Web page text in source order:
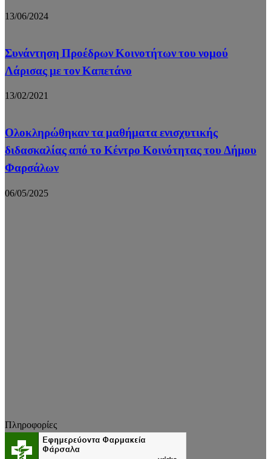
13/06/2024
Συνάντηση Προέδρων Κοινοτήτων του νομού
Λάρισας με τον Καπετάνο
13/02/2021
Ολοκληρώθηκαν τα μαθήματα ενισχυτικής
διδασκαλίας από το Κέντρο Κοινότητας του Δήμου
Φαρσάλων
06/05/2025
Πληροφορίες